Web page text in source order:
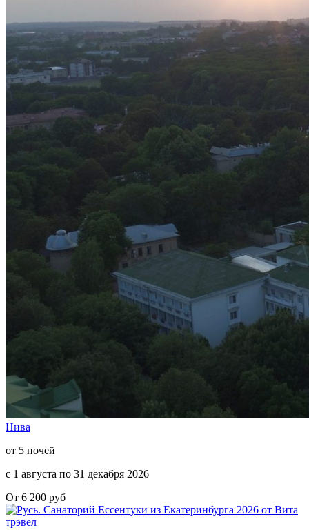
Нива
от 5 ночей
с 1 августа по 31 декабря 2026
От 6 200 руб